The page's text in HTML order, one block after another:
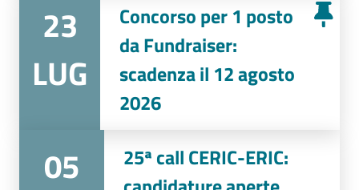
23
LUG
Concorso per 1 posto
da Fundraiser:
scadenza il 12 agosto
2026
05
25ª call CERIC-ERIC: